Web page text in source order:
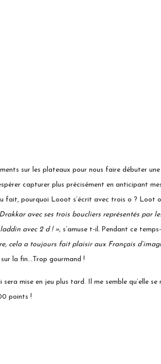
sur les plateaux pour nous faire débuter
capturer plus précisément en anticipant
fait, pourquoi Looot s’écrit avec trois o ? Loot
avec ses trois boucliers représentés par
avec 2d ! », s’amuse t-il . Pendant ce
cela a toujours fait plaisir aux Français
la fin…Trop gourmand !
mise en jeu plus tard. Il me semble qu’elle
points !